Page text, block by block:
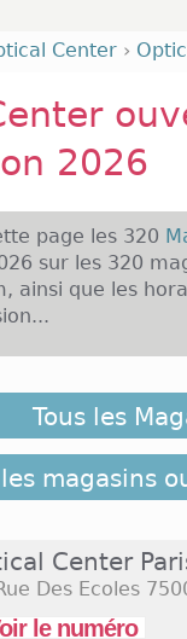
Center ›
2026
page les 320
sur les 320
ainsi que les
2026 ne
des
:320 Magasins
Tous les
les magasins
Center
Des Ecoles
le numéro